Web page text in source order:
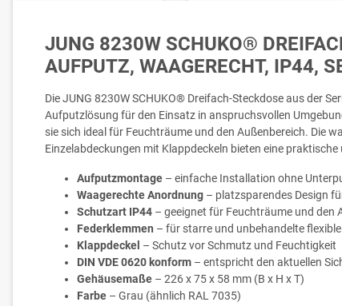
JUNG 8230W SCHUKO®
AUFPUTZ, WAAGERECHT, IP44,
Die JUNG 8230W SCHUKO® Dreifach-Steckdose aus der
Aufputzlösung für den Einsatz in anspruchsvollen
sie sich ideal für Feuchträume und den Außenbereich. Die
Einzelabdeckungen mit Klappdeckeln bieten eine
Aufputzmontage – einfache Installation ohne
Waagerechte Anordnung – platzsparendes Design
Schutzart IP44 – geeignet für Feuchträume und den
Federklemmen – für starre und unbehandelte
Klappdeckel – Schutz vor Schmutz und Feuchtigkeit
DIN VDE 0620 konform – entspricht den aktuellen
Gehäusemaße – 226 x 75 x 58 mm (B x H x T)
Farbe – Grau (ähnlich RAL 7035)